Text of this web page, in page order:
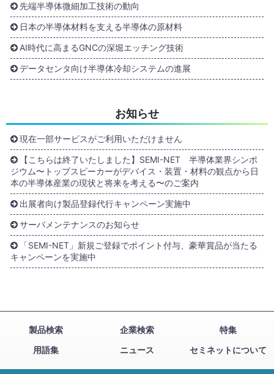
先端半導体微細加工技術の動向
日本の半導体材料を支える半導体の原材料
AI時代に高まるGNCの深堀エッチング技術
データセンタ向け半導体冷却システムの進展
お知らせ
現在一部サービスがご利用いただけません
【こちらは終了いたしました】SEMI-NET 半導体業界シンポ
ジウム〜トップスピーカーがデバイス・装置・材料の観点から日
本の半導体産業の現状と将来を考える〜のご案内
出展者向け製品登録代行キャンペーン実施中
サーバメンテナンスのお知らせ
「SEMI-NET」新規ご登録でポイント付与、豪華賞品が当たる
キャンペーンを実施中
製品検索 企業検索
特集
用語集
ニュース セミネットについて